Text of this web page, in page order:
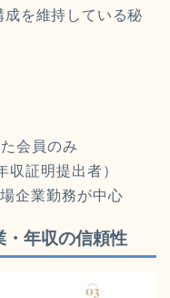
を維持している秘
会員のみ
証明提出者）
企業勤務が中心
・年収の信頼性